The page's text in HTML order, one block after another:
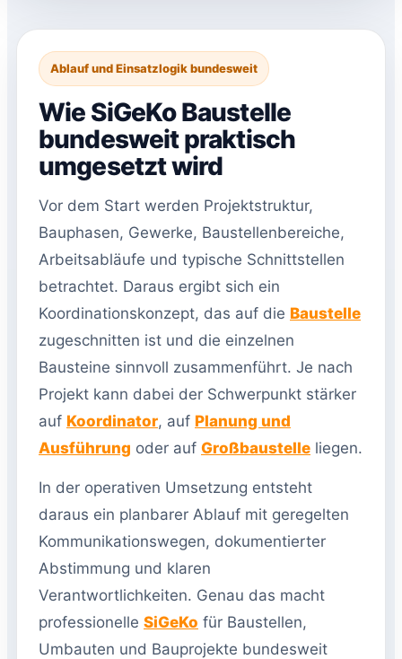
Ablauf und Einsatzlogik bundesweit
Wie SiGeKo Baustelle
bundesweit praktisch
umgesetzt wird
Vor dem Start werden Projektstruktur,
Bauphasen, Gewerke, Baustellenbereiche,
Arbeitsabläufe und typische Schnittstellen
betrachtet. Daraus ergibt sich ein
Koordinationskonzept, das auf die Baustelle
zugeschnitten ist und die einzelnen
Bausteine sinnvoll zusammenführt. Je nach
Projekt kann dabei der Schwerpunkt stärker
auf Koordinator, auf Planung und
Ausführung oder auf Großbaustelle liegen.
In der operativen Umsetzung entsteht
daraus ein planbarer Ablauf mit geregelten
Kommunikationswegen, dokumentierter
Abstimmung und klaren
Verantwortlichkeiten. Genau das macht
professionelle SiGeKo für Baustellen,
Umbauten und Bauprojekte bundesweit